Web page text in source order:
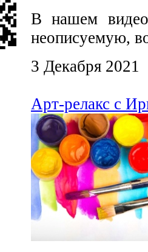
В нашем
неописуемую,
3 Декабря 2021
Арт-релакс с